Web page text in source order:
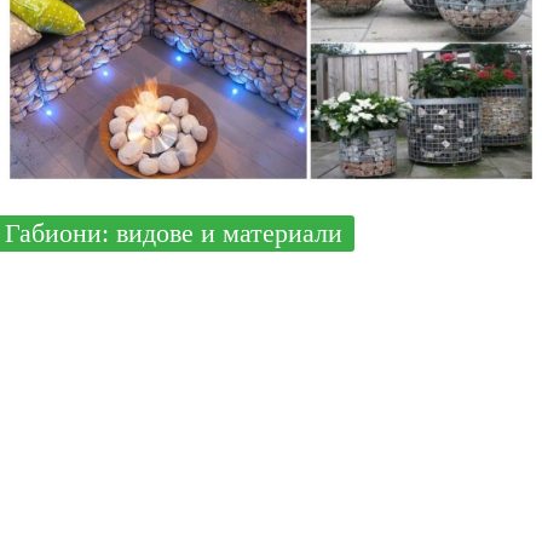
Габиони: видове и материали